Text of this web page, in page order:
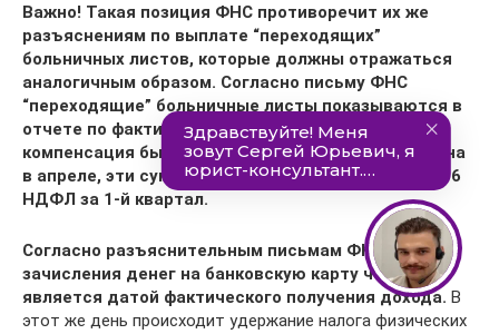
Важно! Такая позиция ФНС противоречит их же
разъяснениям по выплате “переходящих”
больничных листов, которые должны отражаться
аналогичным образом. Согласно письму ФНС
“переходящие” больничные листы показываются в
отчете по фактической выплате, т.е. если
компенсация была начислена в марте, а выплачена
в апреле, эти суммы не попадут ни в один раздел 6
НДФЛ за 1-й квартал.
Согласно разъяснительным письмам ФНС день
зачисления денег на банковскую карту человека,
является датой фактического получения дохода. В
этот же день происходит удержание налога физических